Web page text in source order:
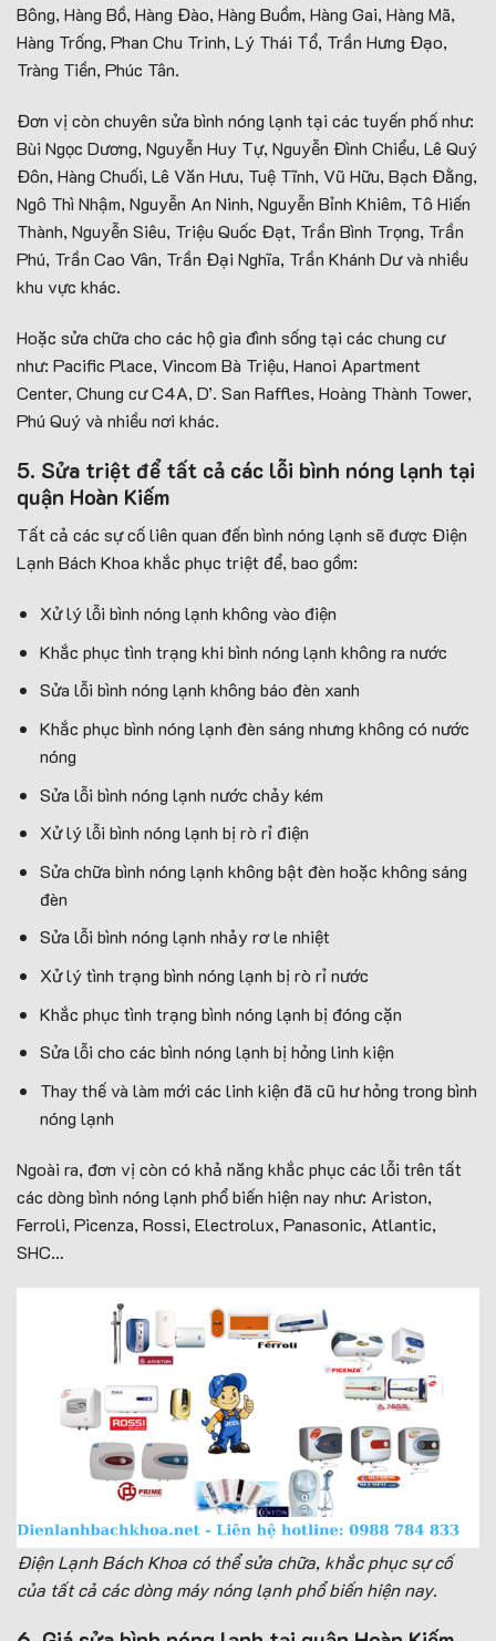
Bông, Hàng Bồ, Hàng Đào, Hàng Buồm, Hàng Gai, Hàng Mã,
Hàng Trống, Phan Chu Trinh, Lý Thái Tổ, Trần Hưng Đạo,
Tràng Tiền, Phúc Tân.
Đơn vị còn chuyên sửa bình nóng lạnh tại các tuyến phố như:
Bùi Ngọc Dương, Nguyễn Huy Tự, Nguyễn Đình Chiểu, Lê Quý
Đôn, Hàng Chuối, Lê Văn Hưu, Tuệ Tĩnh, Vũ Hữu, Bạch Đằng,
Ngô Thì Nhậm, Nguyễn An Ninh, Nguyễn Bỉnh Khiêm, Tô Hiến
Thành, Nguyễn Siêu, Triệu Quốc Đạt, Trần Bình Trọng, Trần
Phú, Trần Cao Vân, Trần Đại Nghĩa, Trần Khánh Dư và nhiều
khu vực khác.
Hoặc sửa chữa cho các hộ gia đình sống tại các chung cư
như: Pacific Place, Vincom Bà Triệu, Hanoi Apartment
Center, Chung cư C4A, D’. San Raffles, Hoàng Thành Tower,
Phú Quý và nhiều nơi khác.
5. Sửa triệt để tất cả các lỗi bình nóng lạnh tại
quận Hoàn Kiếm
Tất cả các sự cố liên quan đến bình nóng lạnh sẽ được Điện
Lạnh Bách Khoa khắc phục triệt để, bao gồm:
Xử lý lỗi bình nóng lạnh không vào điện
Khắc phục tình trạng khi bình nóng lạnh không ra nước
Sửa lỗi bình nóng lạnh không báo đèn xanh
Khắc phục bình nóng lạnh đèn sáng nhưng không có nước
nóng
Sửa lỗi bình nóng lạnh nước chảy kém
Xử lý lỗi bình nóng lạnh bị rò rỉ điện
Sửa chữa bình nóng lạnh không bật đèn hoặc không sáng
đèn
Sửa lỗi bình nóng lạnh nhảy rơ le nhiệt
Xử lý tình trạng bình nóng lạnh bị rò rỉ nước
Khắc phục tình trạng bình nóng lạnh bị đóng cặn
Sửa lỗi cho các bình nóng lạnh bị hỏng linh kiện
Thay thế và làm mới các linh kiện đã cũ hư hỏng trong bình
nóng lạnh
Ngoài ra, đơn vị còn có khả năng khắc phục các lỗi trên tất
các dòng bình nóng lạnh phổ biến hiện nay như: Ariston,
Ferroli, Picenza, Rossi, Electrolux, Panasonic, Atlantic,
SHC…
Điện Lạnh Bách Khoa có thể sửa chữa, khắc phục sự cố
của tất cả các dòng máy nóng lạnh phổ biến hiện nay.